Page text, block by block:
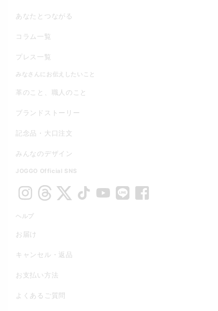
あなたとつながる
コラム一覧
プレス一覧
みなさんにお伝えしたいこと
革のこと、職人のこと
ブランドストーリー
記念品・大口注文
みんなのデザイン
JOGGO Official SNS
ヘルプ
お届け
キャンセル・返品
お支払い方法
よくあるご質問